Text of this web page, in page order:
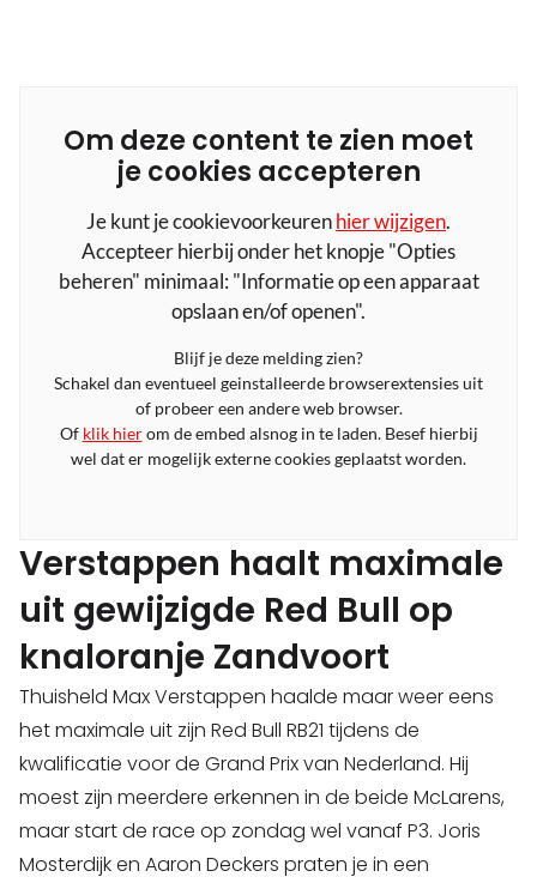
Om deze content te zien moet
je cookies accepteren
Je kunt je cookievoorkeurenhier wijzigen.
Accepteer hierbij onder het knopje "Opties
beheren" minimaal: "Informatie op een apparaat
opslaan en/of openen".
Blijf je deze melding zien?
Schakel dan eventueel geinstalleerde browserextensies uit
of probeer een andere web browser.
Of klik hierom de embed alsnog in te laden. Besef hierbij
wel dat er mogelijk externe cookies geplaatst worden.
Verstappen haalt maximale
uit gewijzigde Red Bull op
knaloranje Zandvoort
Thuisheld Max Verstappen haalde maar weer eens
het maximale uit zijn Red Bull RB21 tijdens de
kwalificatie voor de Grand Prix van Nederland. Hij
moest zijn meerdere erkennen in de beide McLarens,
maar start de race op zondag wel vanaf P3. Joris
Mosterdijk en Aaron Deckers praten je in een